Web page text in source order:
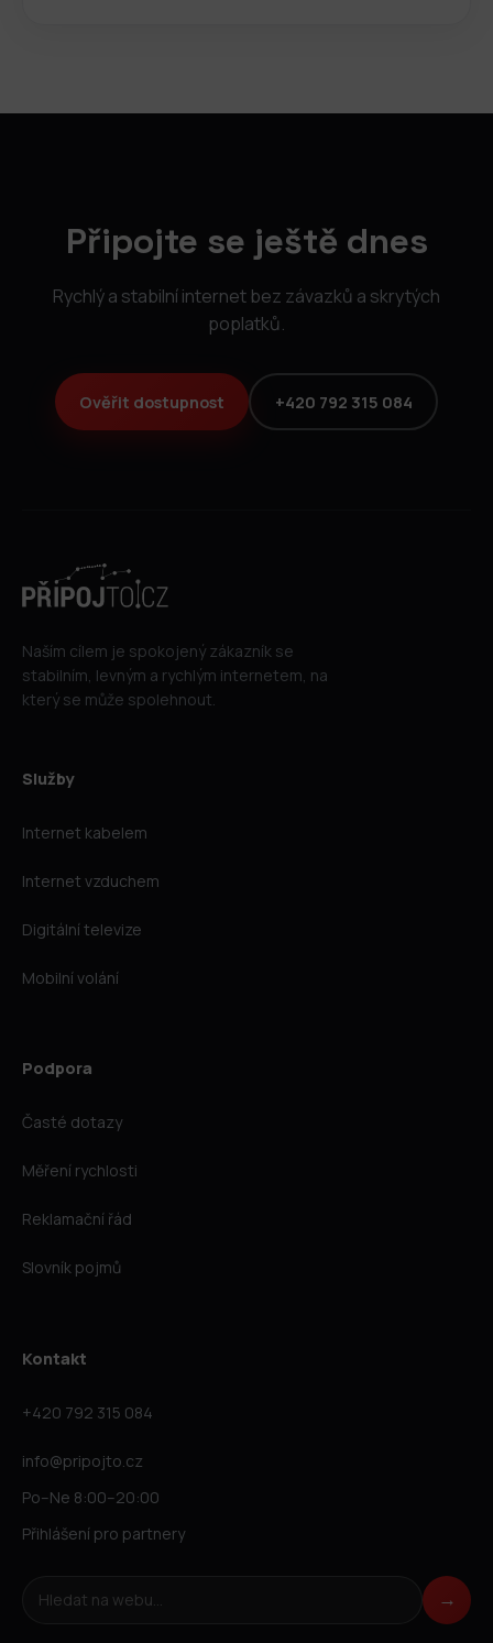
Připojte se ještě dnes
Rychlý a stabilní internet bez závazků a skrytých
poplatků.
Ověřit dostupnost +420 792 315 084
Naším cílem je spokojený zákazník se
stabilním, levným a rychlým internetem, na
který se může spolehnout.
Služby
Internet kabelem
Internet vzduchem
Digitální televize
Mobilní volání
Podpora
Časté dotazy
Měření rychlosti
Reklamační řád
Slovník pojmů
Kontakt
+420 792 315 084
info@pripojto.cz
Po–Ne 8:00–20:00
Přihlášení pro partnery
Hledat na webu →